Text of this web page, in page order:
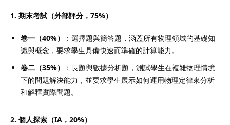
1. 期末考試（外部評分，75%）
卷一（40%）
：選擇題與簡答題，涵蓋所有物理領域的基礎知
識與概念，要求學生具備快速而準確的計算能力。
卷二（35%）
：長題與數據分析題，測試學生在複雜物理情境
下的問題解決能力，並要求學生展示如何運用物理定律來分析
和解釋實際問題。
2. 個人探索（IA，20%）